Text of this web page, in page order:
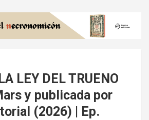
LEY DEL TRUENO
y publicada por
(2026) | Ep.